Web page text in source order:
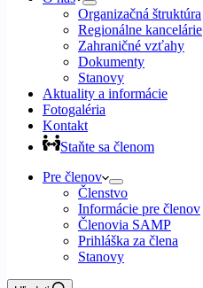
Organizačná štruktúra
Regionálne kancelárie
Zahraničné vzťahy
Dokumenty
Stanovy
Aktuality a informácie
Fotogaléria
Kontakt
Staňte sa členom
Pre členov
Členstvo
Informácie pre členov
Členovia SAMP
Prihláška za člena
Stanovy